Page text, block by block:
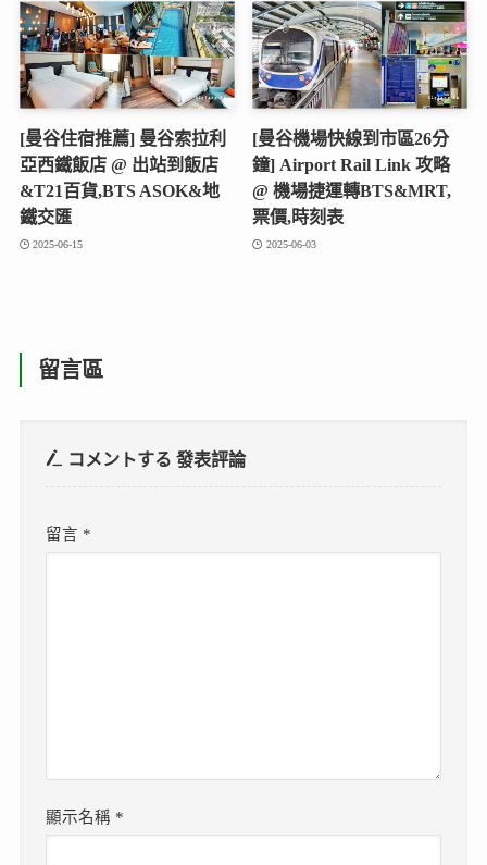
[曼谷住宿推薦] 曼谷索拉利
亞西鐵飯店 @ 出站到飯店
&T21百貨,BTS ASOK&地
鐵交匯
2025-06-15
[曼谷機場快線到市區26分
鐘] Airport Rail Link 攻略
@ 機場捷運轉BTS&MRT,
票價,時刻表
2025-06-03
留言區
コメントする發表評論
留言 *
顯示名稱 *